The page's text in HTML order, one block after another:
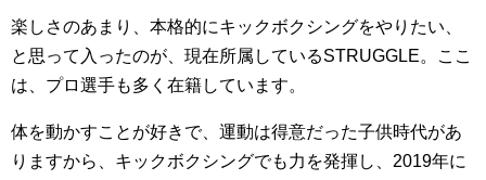
楽しさのあまり、本格的にキックボクシングをやりたい、
と思って入ったのが、現在所属しているSTRUGGLE。ここ
は、プロ選手も多く在籍しています。
体を動かすことが好きで、運動は得意だった子供時代があ
りますから、キックボクシングでも力を発揮し、2019年に